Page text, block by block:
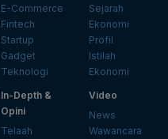
E-Commerce
Fintech
Startup
Gadget
Teknologi
Sejarah
Ekonomi
Profil
Istilah
Ekonomi
In-Depth &
Opini
Telaah
Video
News
Wawancara